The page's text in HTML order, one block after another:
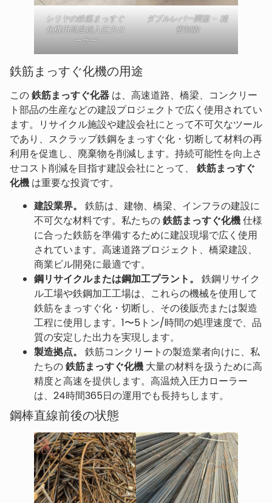
シリヤの鉄筋まっすぐ
化機用高温焼入圧力ロ
ーラー
ダブルレバー調整 – 精
密制御
鉄筋まっすぐ化機の用途
この鉄筋まっすぐ化器 は、高速道路、橋梁、コンクリー
ト部品の生産などの建設プロジェクトで広く使用されてい
ます。リサイクル施設や建設会社にとって不可欠なツール
であり、スクラップ鉄鋼をまっすぐ化・切断して材料の再
利用を促進し、廃棄物を削減します。持続可能性を向上さ
せコスト削減を目指す建設会社にとって、 鉄筋まっすぐ
化機 は重要な投資です。
建設業界。
鉄筋は、建物、橋梁、インフラの建設に
不可欠な材料です。私たちの鉄筋まっすぐ化機仕様
に合った鉄筋を準備するために建設現場で広く使用
されています。高速道路プロジェクト、橋梁建設、
商業ビル開発に最適です。
鋼リサイクルまたは鋼加工プラント。
鉄鋼リサイク
ル工場や鉄鋼加工工場は、これらの機械を使用して
鉄筋をまっすぐ化・切断し、その後販売または製造
工程に使用します。1〜5トン/時間の処理速度で、品
質の安定した出力を実現します。
製造拠点。
鉄筋コンクリートの製造業者向けに、私
たちの鉄筋まっすぐ化機 大量の材料を扱うために高
精度と高速を提供します。高温焼入圧力ローラー
は、24時間365日の運用でも長持ちします。
鋼棒直線前後の状態